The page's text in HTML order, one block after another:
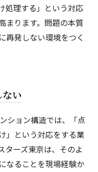
処理する」という対応
まります。問題の本質
再発しない環境をつく
ない
ション構造では、「点
」という対応をする業
ターズ東京は、そのよ
なることを現場経験か